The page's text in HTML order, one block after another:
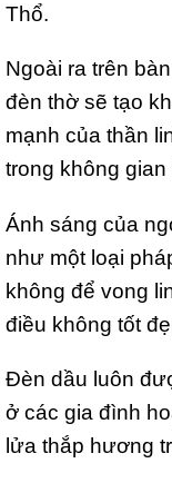
Thổ.
Ngoài ra trên
đèn thờ sẽ tạo
mạnh của thần
trong không
Ánh sáng của
như một loại
không để vong
điều không tốt
Đèn dầu luôn
ở các gia đình
lửa thắp hương